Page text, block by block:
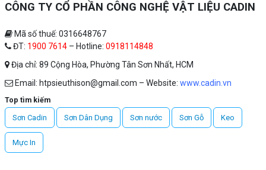
CÔNG TY CỔ PHẦN CÔNG NGHỆ VẬT LIỆU CADIN
Mã số thuế: 0316648767
ĐT: 1900 7614 – Hotline: 0918114848
Địa chỉ: 89 Cộng Hòa, Phường Tân Sơn Nhất, HCM
Email: htpsieuthison@gmail.com – Website: www.cadin.vn
Top tìm kiếm
Sơn Cadin
Sơn Dân Dụng Sơn nước Sơn Gỗ Keo
Mực In